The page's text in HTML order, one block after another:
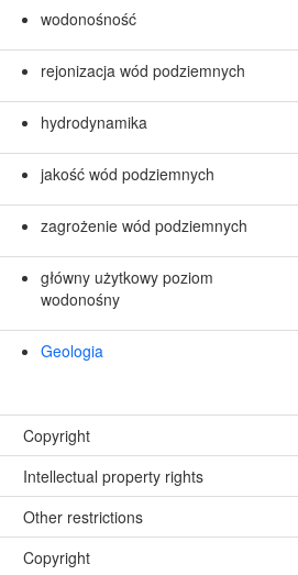
wodonośność
rejonizacja wód podziemnych
hydrodynamika
jakość wód podziemnych
zagrożenie wód podziemnych
główny użytkowy poziom
wodonośny
Geologia
Copyright
Intellectual property rights
Other restrictions
Copyright